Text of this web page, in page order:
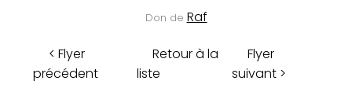
Don de Raf
< Flyer
précédent
Retour à la
liste
Flyer
suivant >